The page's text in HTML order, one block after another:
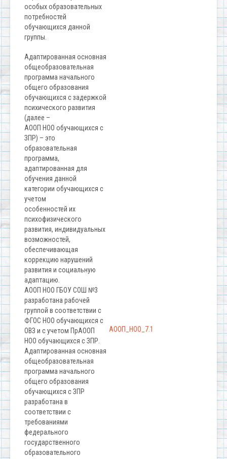
особых образовательных
потребностей
обучающихся данной
группы.
Адаптированная основная
общеобразовательная
программа начального
общего образования
обучающихся с задержкой
психического развития
(далее –
АООП НОО обучающихся с
ЗПР) – это
образовательная
программа,
адаптированная для
обучения данной
категории обучающихся с
учетом
особенностей их
психофизического
развития, индивидуальных
возможностей,
обеспечивающая
коррекцию нарушений
развития и социальную
адаптацию.
АООП НОО ГБОУ СОШ №3
разработана рабочей
группой в соответствии с
ФГОС НОО обучающихся с
ОВЗ и с учетом ПрАООП
НОО обучающихся с ЗПР.
Адаптированная основная
общеобразовательная
программа начального
общего образования
обучающихся с ЗПР
разработана в
соответствии с
требованиями
федерального
государственного
образовательного
АООП_НОО_7.1